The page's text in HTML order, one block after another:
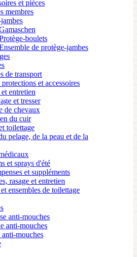
et pièces
membres
boulets
de protège-jambes
de transport
et accessoires
entretien
et tresser
de chevaux
du cuir
toilettage
pelage, de la peau et de la
et sprays d'été
et suppléments
rasage et entretien
ensembles de toilettage
anti-mouches
anti-mouches
anti-mouches